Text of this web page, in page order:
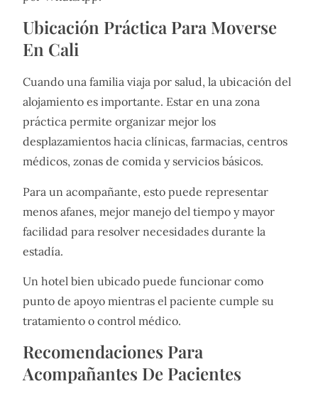
Ubicación Práctica Para Moverse
En Cali
Cuando una familia viaja por salud, la ubicación del
alojamiento es importante. Estar en una zona
práctica permite organizar mejor los
desplazamientos hacia clínicas, farmacias, centros
médicos, zonas de comida y servicios básicos.
Para un acompañante, esto puede representar
menos afanes, mejor manejo del tiempo y mayor
facilidad para resolver necesidades durante la
estadía.
Un hotel bien ubicado puede funcionar como
punto de apoyo mientras el paciente cumple su
tratamiento o control médico.
Recomendaciones Para
Acompañantes De Pacientes